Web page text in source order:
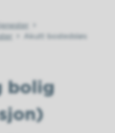
Akutt bostedsløs
bolig